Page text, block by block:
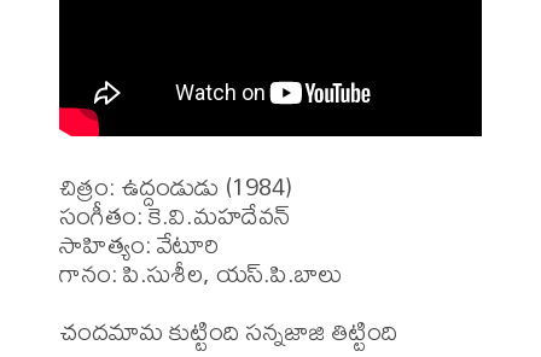
చిత్రం: ఉద్దండుడు (1984)
సంగీతం: కె.వి.మహదేవన్
సాహిత్యం: వేటూరి
గానం: పి.సుశీల, యస్.పి.బాలు
చందమామ కుట్టింది సన్నజాజి తిట్టింది